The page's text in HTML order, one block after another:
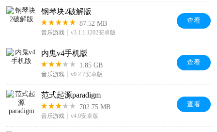
钢琴块2破解版
87.52 MB
音乐游戏 v3.1.1.1202安卓版
查看
内鬼v4手机版
1.85 GB
音乐游戏 v0.2.7安卓版
查看
范式起源paradigm
702.75 MB
音乐游戏 v4.9安卓版
查看